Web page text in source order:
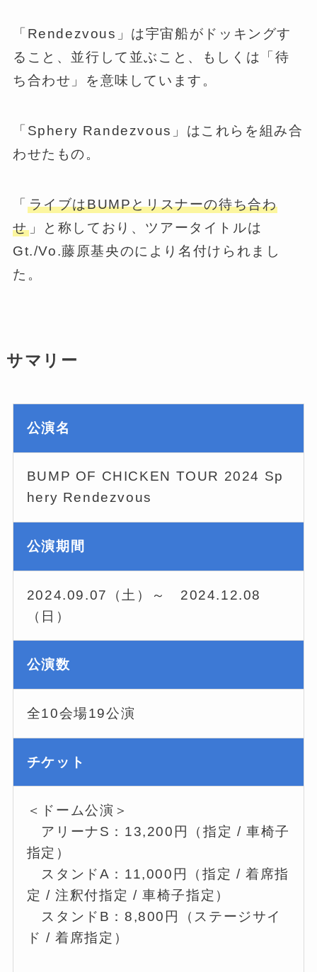
「Rendezvous」は宇宙船がドッキングす
ること、並行して並ぶこと、もしくは「待
ち合わせ」を意味しています。
「Sphery Randezvous」はこれらを組み合
わせたもの。
「 ライブはBUMPとリスナーの待ち合わ
せ」と称しており、ツアータイトルは
Gt./Vo.藤原基央のにより名付けられまし
た。
サマリー
公演名
BUMP OF CHICKEN TOUR 2024 Sp
hery Rendezvous
公演期間
2024.09.07（土）～ 2024.12.08
（日）
公演数
全10会場19公演
チケット
＜ドーム公演＞
アリーナS：13,200円（指定 / 車椅子
指定）
スタンドA：11,000円（指定 / 着席指
定 / 注釈付指定 / 車椅子指定）
スタンドB：8,800円（ステージサイ
ド / 着席指定）